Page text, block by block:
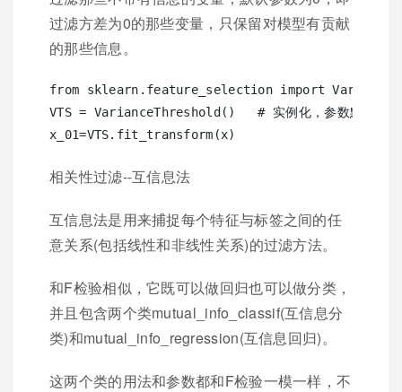
过滤方差为0的那些变量，只保留对模型有贡献
的那些信息。
from sklearn.feature_selection import
VTS = VarianceThreshold()   # 实例化，参数默认方
相关性过滤--互信息法
互信息法是用来捕捉每个特征与标签之间的任
意关系(包括线性和非线性关系)的过滤方法。
和F检验相似，它既可以做回归也可以做分类，
并且包含两个类mutual_info_classif(互信息分
类)和mutual_info_regression(互信息回归)。
这两个类的用法和参数都和F检验一模一样，不